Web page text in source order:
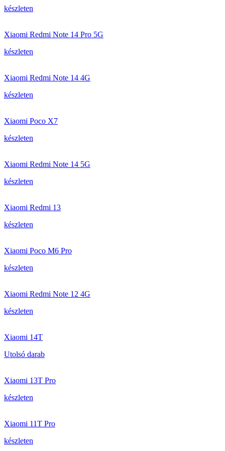
készleten
Xiaomi Redmi Note 14 Pro 5G
készleten
Xiaomi Redmi Note 14 4G
készleten
Xiaomi Poco X7
készleten
Xiaomi Redmi Note 14 5G
készleten
Xiaomi Redmi 13
készleten
Xiaomi Poco M6 Pro
készleten
Xiaomi Redmi Note 12 4G
készleten
Xiaomi 14T
Utolsó darab
Xiaomi 13T Pro
készleten
Xiaomi 11T Pro
készleten